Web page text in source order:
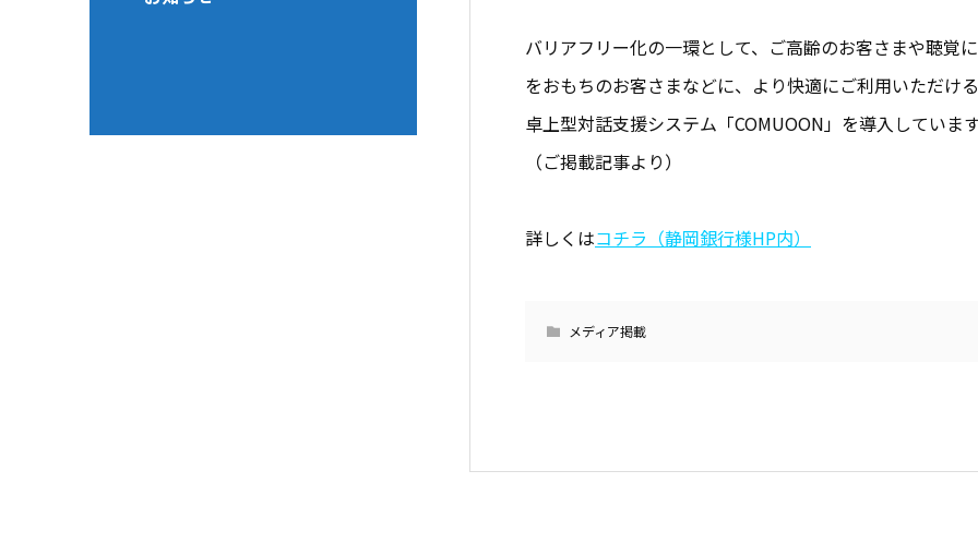
バリアフリー化の一環として、ご高齢のお客さまや聴覚
をおもちのお客さまなどに、より快適にご利用いただける
卓上型対話支援システム「COMUOON」を導入しています
（ご掲載記事より）
詳しくはコチラ（静岡銀行様HP内）
メディア掲載